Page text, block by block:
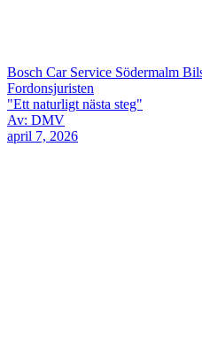
Bosch Car Service Södermalm
Fordonsjuristen
"Ett naturligt nästa steg"
Av: DMV
april 7, 2026